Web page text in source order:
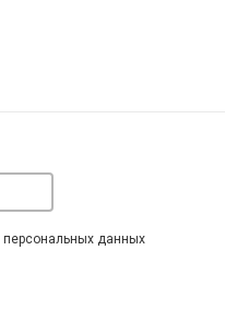
персональных данных